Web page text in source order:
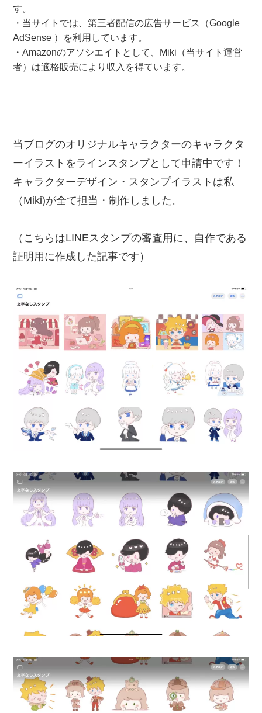
す。
・当サイトでは、第三者配信の広告サービス（Google
AdSense ）を利用しています。
・Amazonのアソシエイトとして、Miki（当サイト運営
者）は適格販売により収入を得ています。
当ブログのオリジナルキャラクターのキャラクタ
ーイラストをラインスタンプとして申請中です！
キャラクターデザイン・スタンプイラストは私
（Miki)が全て担当・制作しました。
（こちらはLINEスタンプの審査用に、自作である
証明用に作成した記事です）